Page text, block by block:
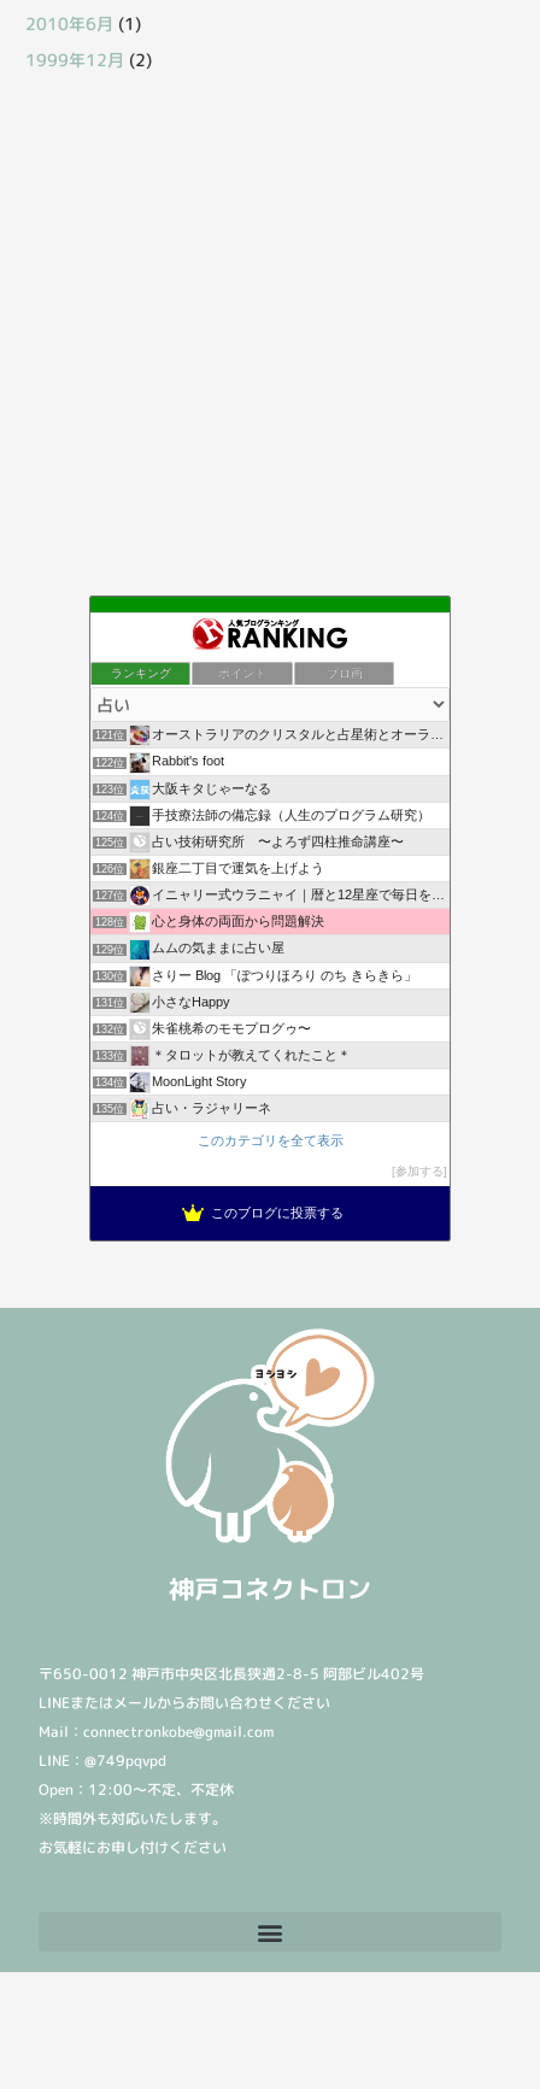
2010年6月 (1)
1999年12月 (2)
ランキング ポイント ブロ画
121位 オーストラリアのクリスタルと占星術とオーラソーマのショップ
122位 Rabbit's foot
123位 大阪キタじゃーなる
124位 手技療法師の備忘録（人生のプログラム研究）
125位 占い技術研究所 〜よろず四柱推命講座〜
126位 銀座二丁目で運気を上げよう
127位 イニャリー式ウラニャイ｜暦と12星座で毎日を開運ニャン
128位 心と身体の両面から問題解決
129位 ムムの気ままに占い屋
130位 さりー Blog 「ぽつりほろり のち きらきら」
131位 小さなHappy
132位 朱雀桃希のモモプログゥ〜
133位 ＊タロットが教えてくれたこと＊
134位 MoonLight Story
135位 占い・ラジャリーネ
このカテゴリを全て表示
参加する
このブログに投票する
神戸コネクトロン
〒650-0012 神戸市中央区北長狭通2-8-5 阿部ビル402号
LINEまたはメールからお問い合わせください
Mail：connectronkobe@gmail.com
LINE：@749pqvpd
Open：12:00〜不定、不定休
※時間外も対応いたします。
お気軽にお申し付けください